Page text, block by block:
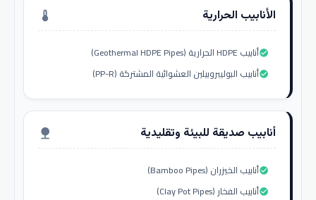
الأنابيب الحرارية thermostat
أنابيب HDPE الحرارية (Geothermal HDPE Pipes)check_circle
أنابيب البوليبروبيلين العشوائية المشتركة (PP-R)check_circle
أنابيب صديقة للبيئة وتقليدية nature
أنابيب الخيزران (Bamboo Pipes)check_circle
أنابيب الفخار (Clay Pot Pipes)check_circle